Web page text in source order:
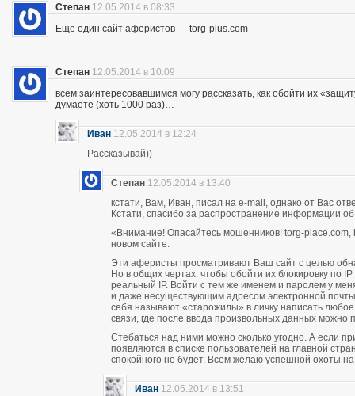
Степан 12.05.2014 в 08:33
Еще один сайт аферистов — torg-plus.com
Степан 12.05.2014 в 10:09
всем заинтересовавшимся могу рассказать, как обойти их
думаете (хоть 1000 раз)…
Иван 12.05.2014 в 12:24
Рассказывай))
Степан 12.05.2014 в 13:40
кстати, Вам, Иван, писал на e-mail, однако от Вас
Кстати, спасибо за распространение информации
«Внимание! Опасайтесь мошенников! torg-place.com,
новом сайте.
Эти аферисты просматривают Ваш сайт с целью
Но в общих чертах: чтобы обойти их блокировку по
реальный IP. Войти с тем же именем и паролем у
и даже несуществующим адресом электронной
себя называют «старожилы» в личку написать
связи, где после ввода произвольных данных можно
Стебаться над ними можно сколько угодно. А если
появляются в списке пользователей на главной
спокойного не будет. Всем желаю успешной охоты
Иван 12.05.2014 в 13:51